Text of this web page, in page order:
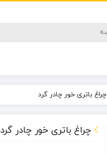
چراغ باتری خور چادر گرد
چراغ باتری خور چادر گرد